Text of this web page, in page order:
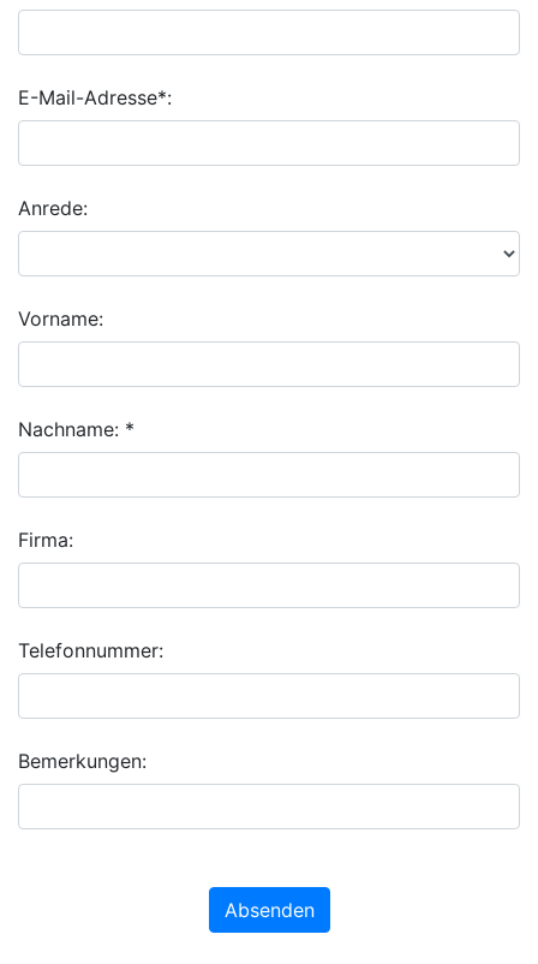
E-Mail-Adresse*:
Anrede:
Vorname:
Nachname: *
Firma:
Telefonnummer:
Bemerkungen:
Absenden